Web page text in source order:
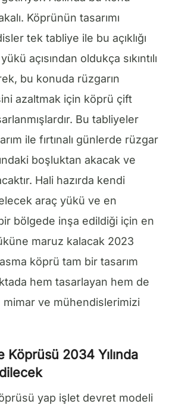
Köprünün tasarımı
tek tabliye ile bu açıklığı
açısından oldukça sıkıntılı
bu konuda rüzgarın
azaltmak için köprü çift
Bu tabliyeler
ile fırtınalı günlerde rüzgar
boşluktan akacak ve
Hali hazırda kendi
araç yükü ve en
bölgede inşa edildiği için en
maruz kalacak 2023
asma köprü tam bir tasarım
hem tasarlayan hem de
ve mühendislerimizi
Köprüsü 2034 Yılında
yap işlet devret modeli